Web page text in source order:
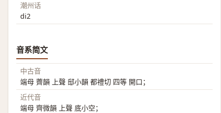
潮州话
di2
音系简文
中古音
端母 薺韻 上聲 邸小韻 都禮切 四等 開口；
近代音
端母 齊微韻 上聲 底小空；